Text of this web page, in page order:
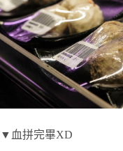
▼血拼完畢XD